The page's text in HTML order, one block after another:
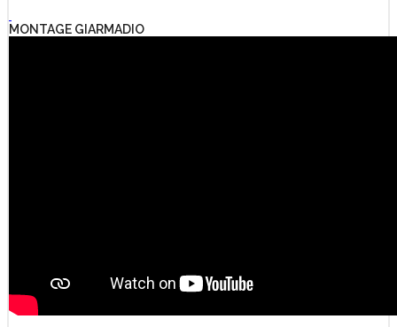
MONTAGE GIARMADIO